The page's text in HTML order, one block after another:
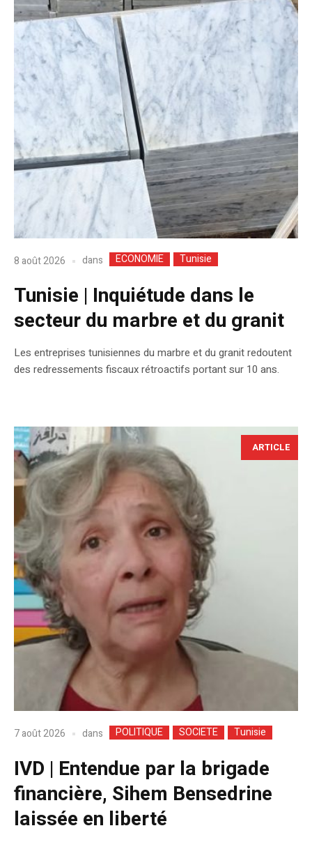
8 août 2026 dans ECONOMIE Tunisie
Tunisie | Inquiétude dans le
secteur du marbre et du granit
Les entreprises tunisiennes du marbre et du granit redoutent
des redressements fiscaux rétroactifs portant sur 10 ans.
ARTICLE
7 août 2026 dans POLITIQUE SOCIETE Tunisie
IVD | Entendue par la brigade
financière, Sihem Bensedrine
laissée en liberté